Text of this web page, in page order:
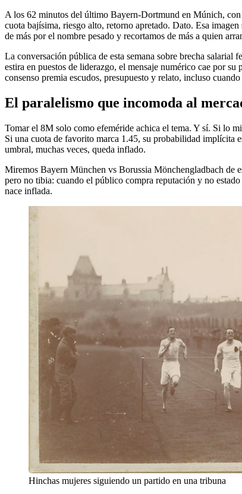
A los 62 minutos del último Bayern-Dortmund en Múnich,
cuota bajísima, riesgo alto, retorno apretado. Dato. Esa
de más por el nombre pesado y recortamos de más a quien
La conversación pública de esta semana sobre brecha salarial
estira en puestos de liderazgo, el mensaje numérico cae por
consenso premia escudos, presupuesto y relato, incluso
El paralelismo que incomoda al
Tomar el 8M solo como efeméride achica el tema. Y sí. Si lo
Si una cuota de favorito marca 1.45, su probabilidad implícita
umbral, muchas veces, queda inflado.
Miremos Bayern München vs Borussia Mönchengladbach de
pero no tibia: cuando el público compra reputación y no
nace inflada.
Hinchas mujeres siguiendo un partido en una tribuna